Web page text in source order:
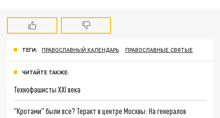
ТЕГИ: ПРАВОСЛАВНЫЙ КАЛЕНДАРЬ ПРАВОСЛАВНЫЕ СВЯТЫЕ
ЧИТАЙТЕ ТАКЖЕ:
Технофашисты XXI века
"Кротами" были все? Теракт в центре Москвы: На генералов